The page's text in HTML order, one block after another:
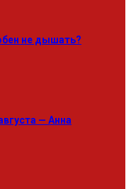
не дышать?
— Анна